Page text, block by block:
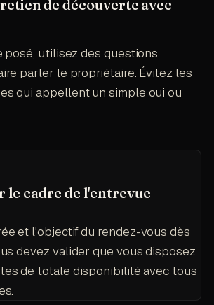
de découverte avec
posé, utilisez des questions
parler le propriétaire. Évitez les
qui appellent un simple oui ou
le cadre de l'entrevue
et l'objectif du rendez-vous dès
devez valider que vous disposez
de totale disponibilité avec tous